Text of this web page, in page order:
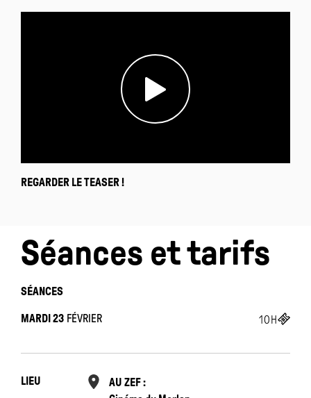
REGARDER LE TEASER !
Séances et tarifs
SÉANCES
MARDI 23 FÉVRIER 10H
LIEU
AU ZEF :